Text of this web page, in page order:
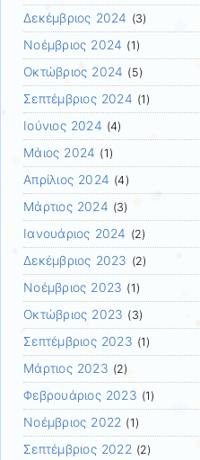
Δεκέμβριος 2024 (3)
Νοέμβριος 2024 (1)
Οκτώβριος 2024 (5)
Σεπτέμβριος 2024 (1)
Ιούνιος 2024 (4)
Μάιος 2024 (1)
Απρίλιος 2024 (4)
Μάρτιος 2024 (3)
Ιανουάριος 2024 (2)
Δεκέμβριος 2023 (2)
Νοέμβριος 2023 (1)
Οκτώβριος 2023 (3)
Σεπτέμβριος 2023 (1)
Μάρτιος 2023 (2)
Φεβρουάριος 2023 (1)
Νοέμβριος 2022 (1)
Σεπτέμβριος 2022(2)